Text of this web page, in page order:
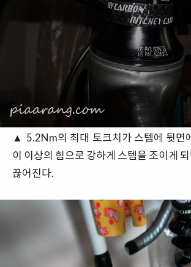
▲ 5.2Nm의 최대 토크치가 스템에 뒷면
이 이상의 힘으로 강하게 스템을 조이게
끊어진다.